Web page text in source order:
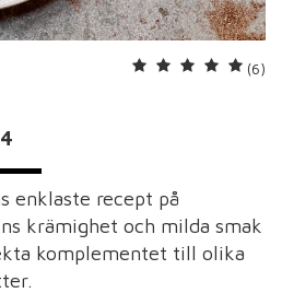
(6)
4
enklaste recept på
krämighet och milda smak
komplementet till olika